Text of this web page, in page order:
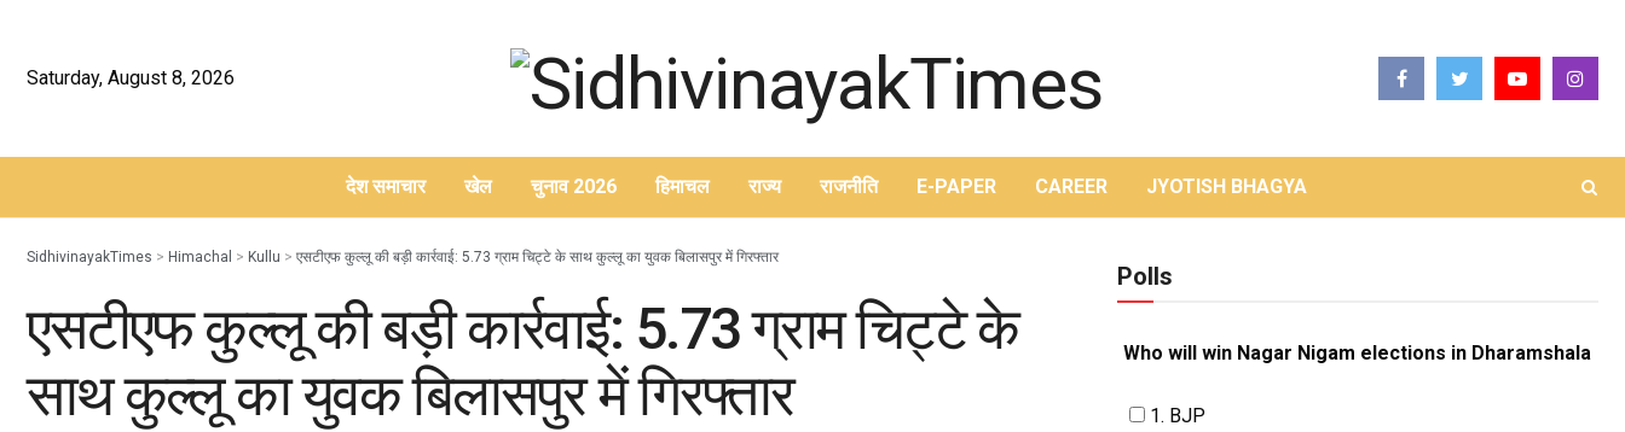
Saturday, August 8, 2026
देश समाचार खेल चुनाव 2026 हिमाचल राज्य राजनीति E-PAPER CAREER JYOTISH BHAGYA
SidhivinayakTimes > Himachal > Kullu > एसटीएफ कुल्लू की बड़ी कार्रवाई: 5.73 ग्राम चिट्टे के साथ कुल्लू का युवक बिलासपुर में गिरफ्तार
एसटीएफ कुल्लू की बड़ी कार्रवाई: 5.73 ग्राम चिट्टे के
साथ कुल्लू का युवक बिलासपुर में गिरफ्तार
Polls
Who will win Nagar Nigam elections in Dharamshala
1. BJP